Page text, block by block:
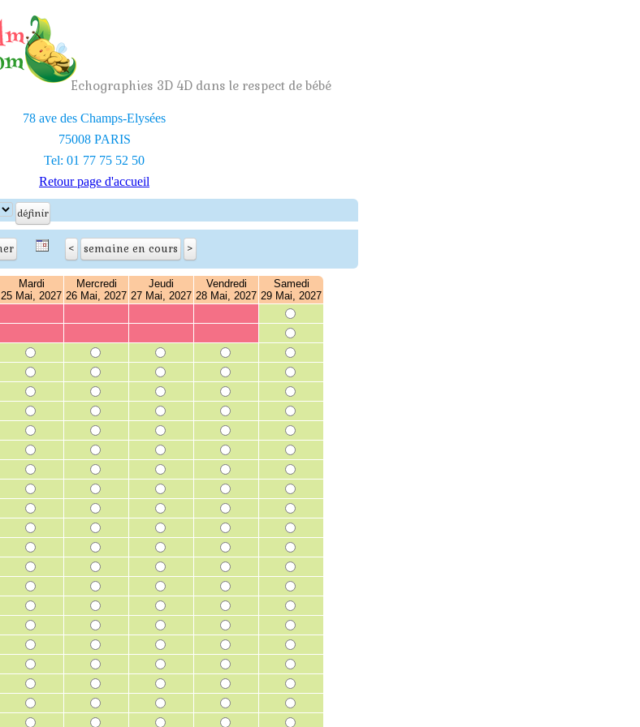
Echographies 3D 4D dans le respect de bébé
78 ave des Champs-Elysées
75008 PARIS
Tel: 01 77 75 52 50
Retour page d'accueil
Mardi
25 Mai, 2027
Mercredi
26 Mai, 2027
Jeudi
27 Mai, 2027
Vendredi
28 Mai, 2027
Samedi
29 Mai, 2027